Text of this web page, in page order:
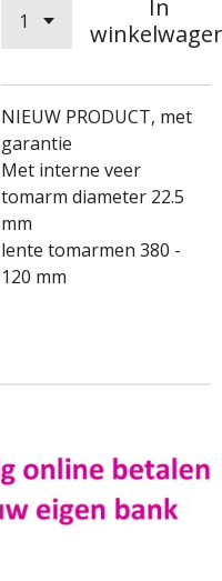
In
NIEUW PRODUCT, met
garantie
Met interne veer
tomarm diameter 22.5
mm
lente tomarmen 380 -
120 mm